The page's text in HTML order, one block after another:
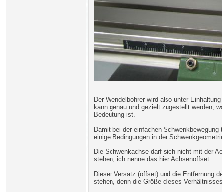
Der Wendelbohrer wird also unter
kann genau und gezielt zugestellt werden,
Bedeutung ist.
Damit bei der einfachen
einige Bedingungen in der
Die Schwenkachse darf sich nicht mit der
stehen, ich nenne das hier Achsenoffset.
Dieser Versatz (offset) und die Entfernung
stehen, denn die Größe dieses